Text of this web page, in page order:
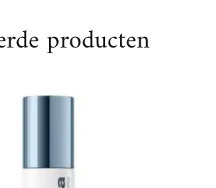
producten